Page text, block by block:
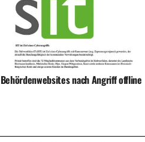
Behördenwebsites nach Angriff offline